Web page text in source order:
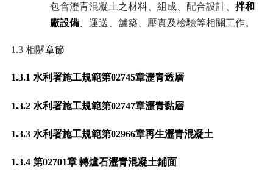
意
信
私
包含瀝青混凝土之材料、組成、配合設計、拌和
廠設備 、運送、舖築、壓實及檢驗等相關工作。
1.3 相關章節
1.3.1 水利署施工規範第02745章瀝青透層
1.3.2 水利署施工規範第02747章瀝青黏層
1.3.3 水利署施工規範第02966章再生瀝青混凝土
1.3.4 第02701章 轉爐石瀝青混凝土鋪面